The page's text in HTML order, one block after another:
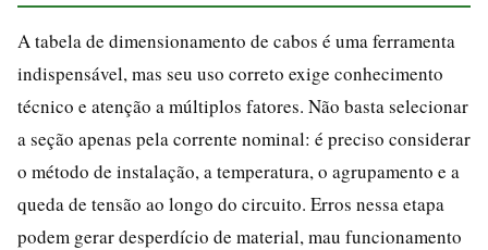
A tabela de dimensionamento de cabos é uma ferramenta
indispensável, mas seu uso correto exige conhecimento
técnico e atenção a múltiplos fatores. Não basta selecionar
a seção apenas pela corrente nominal: é preciso considerar
o método de instalação, a temperatura, o agrupamento e a
queda de tensão ao longo do circuito. Erros nessa etapa
podem gerar desperdício de material, mau funcionamento